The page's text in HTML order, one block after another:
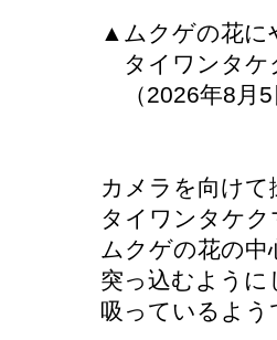
▲ムクゲの花に
タイワンタケ
（2026年8月5
カメラを向け
タイワンタケ
ムクゲの花の中
突っ込むように
吸っているよう